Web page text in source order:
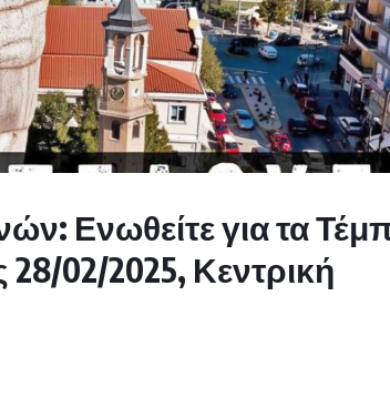
Ενωθείτε για τα
28/02/2025, Κεντρική